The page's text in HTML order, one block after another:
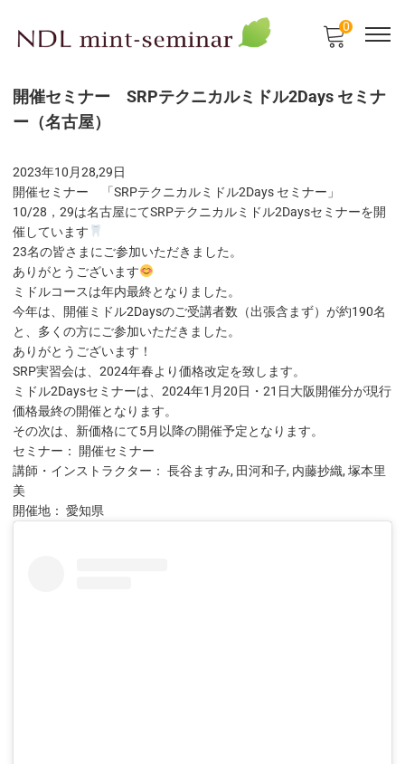
0
開催セミナー SRPテクニカルミドル2Days セミナ
ー（名古屋）
2023年10月28,29日
開催セミナー 「SRPテクニカルミドル2Days セミナー」
10/28，29は名古屋にてSRPテクニカルミドル2Daysセミナーを開
催しています
23名の皆さまにご参加いただきました。
ありがとうございます
ミドルコースは年内最終となりました。
今年は、開催ミドル2Daysのご受講者数（出張含まず）が約190名
と、多くの方にご参加いただきました。
ありがとうございます！
SRP実習会は、2024年春より価格改定を致します。
ミドル2Daysセミナーは、2024年1月20日・21日大阪開催分が現行
価格最終の開催となります。
その次は、新価格にて5月以降の開催予定となります。
セミナー： 開催セミナー
講師・インストラクター： 長谷ますみ, 田河和子, 内藤抄織, 塚本里
美
開催地： 愛知県